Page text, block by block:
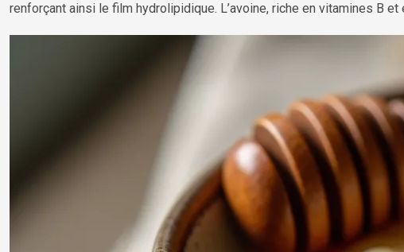
renforçant ainsi le film hydrolipidique. L’avoine, riche en vitamines B